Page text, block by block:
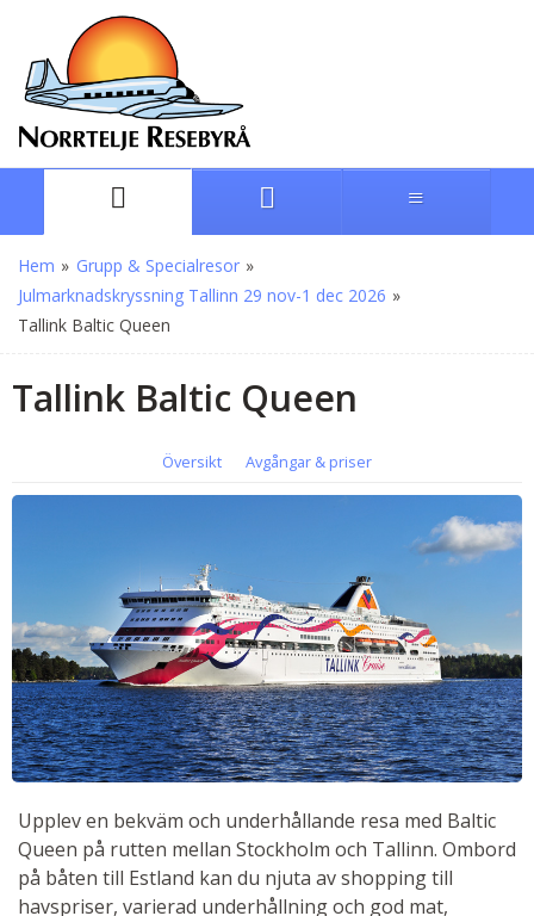
Hem » Grupp & Specialresor »
Julmarknadskryssning Tallinn 29 nov-1 dec 2026 »
Tallink Baltic Queen
Tallink Baltic Queen
Översikt Avgångar & priser
Upplev en bekväm och underhållande resa med Baltic
Queen på rutten mellan Stockholm och Tallinn. Ombord
på båten till Estland kan du njuta av shopping till
havspriser, varierad underhållning och god mat,